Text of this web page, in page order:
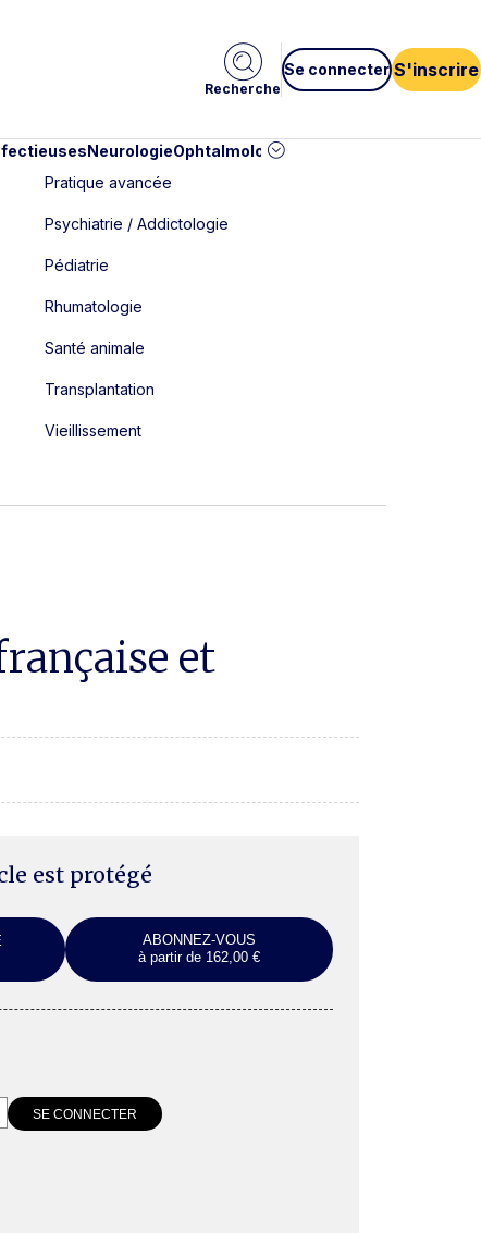
Recherche
Se connecter S'inscrire
NeurologieOphtalmologie
Pratique avancée
Psychiatrie / Addictologie
Pédiatrie
Rhumatologie
Santé animale
Transplantation
Vieillissement
et
est protégé
ABONNEZ-VOUS
à partir de 162,00 €